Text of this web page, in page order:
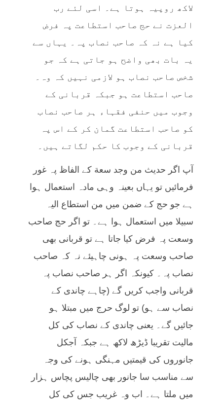
لاکھ روپیہ ہوتا ہے۔ اسی لئے رب
العزت نے حج صاحب استطاعت پہ فرض
کیا ہے نہ کہ صاحب نصاب پہ۔ یہاں سے
یہ بات بھی واضح ہو جاتی ہے کہ جو
شخص صاحب نصاب ہو لازمی نہیں کہ وہ۔
صاحب استطاعت ہو جبکہ قربانی کے
وجوب میں حنفی فقہاء ہر صاحب نصاب
کو صاحب استطاعت گمان کر کے اس پہ
قربانی کے وجوب کا حکم لگاتے ہیں۔
آپ اگر حدیث من وجد سعة کے الفاظ پہ غور
فرمائیں تو یہاں بعینہ وہی مادہ استعمال ہوا
ہے جو حج کے ضمن میں من استطاع الیہ
سبیلا میں استعمال ہوا ہے۔ تو اگر حج صاحب
وسعت پہ فرض کیا جاتا ہے تو قربانی بھی
صاحب وسعت پہ ہونی چاہیئے نہ کہ صاحب
نصاب پہ۔ کیونکہ اگر ہر صاحب نصاب پہ
قربانی واجب کریں گے (چاہے چاندی کے
نصاب سے ہو) تو لوگ حرج میں مبتلا ہو
جائیں گے۔ یعنی چاندی کے نصاب کی کل
مالیت تقریبا ڈیڑھ لاکھ ہے جبکہ آجکل
جانوروں کی قیمتیں مہنگی ہونے کی وجہ
سے مناسب سا جانور بھی چالیس پچاس ہزار
میں ملتا ہے۔ اب وہ غریب جس کی کل